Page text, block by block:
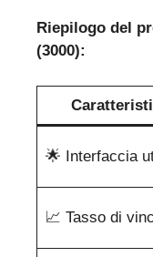
Riepilogo del
(3000):
🌟 Interfaccia
📈 Tasso di